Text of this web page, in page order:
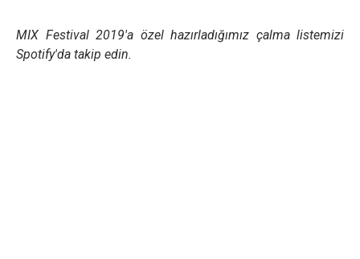
MIX Festival 2019'a özel hazırladığımız çalma listemizi
Spotify'da takip edin.